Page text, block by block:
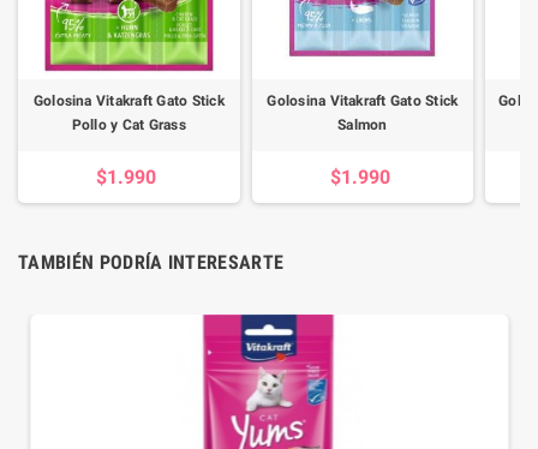
Golosina Vitakraft Gato Stick
Pollo y Cat Grass
$1.990
Golosina Vitakraft Gato Stick
Salmon
$1.990
TAMBIÉN PODRÍA INTERESARTE